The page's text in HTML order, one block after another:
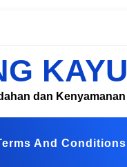
KAYU
dan Kenyamanan
And Conditions